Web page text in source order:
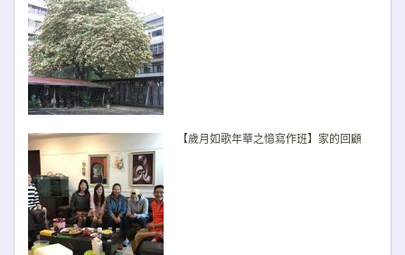
【歲月如歌年華之憶寫作班】家的回顧